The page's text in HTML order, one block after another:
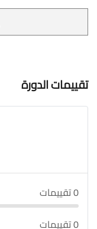
تقييمات الدورة
0 تقييمات
0 تقييمات